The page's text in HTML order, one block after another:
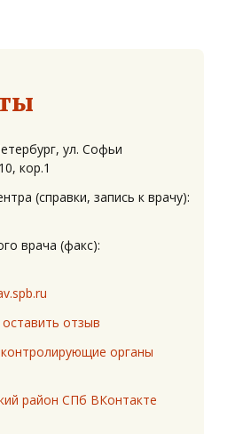
ул. Софьи
кор.1
(справки, запись к врачу):
врача (факс):
оставить отзыв
органы
район СПб ВКонтакте